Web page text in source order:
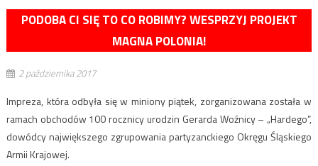
PODOBA CI SIĘ TO CO ROBIMY? WESPRZYJ PROJEKT
MAGNA POLONIA!
2 października 2017
Impreza, która odbyła się w miniony piątek, zorganizowana została w
ramach obchodów 100 rocznicy urodzin Gerarda Woźnicy – „Hardego”,
dowódcy największego zgrupowania partyzanckiego Okręgu Śląskiego
Armii Krajowej.